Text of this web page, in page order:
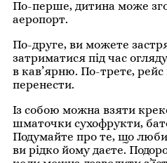
По-перше, дитина може
аеропорт.
По-друге, ви можете
затриматися під час
в кав’ярню. По-третє,
перенести.
Із собою можна взяти
шматочки сухофрукти,
Подумайте про те, що
ви рідко йому даєте.